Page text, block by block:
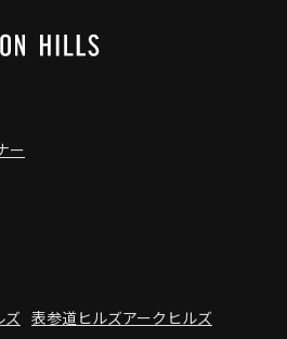
ー
ズ 表参道ヒルズアークヒルズ